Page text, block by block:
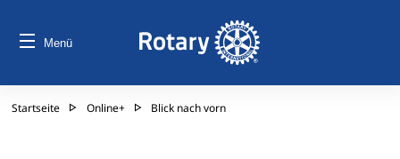
Menü
Startseite Online+ Blick nach vorn